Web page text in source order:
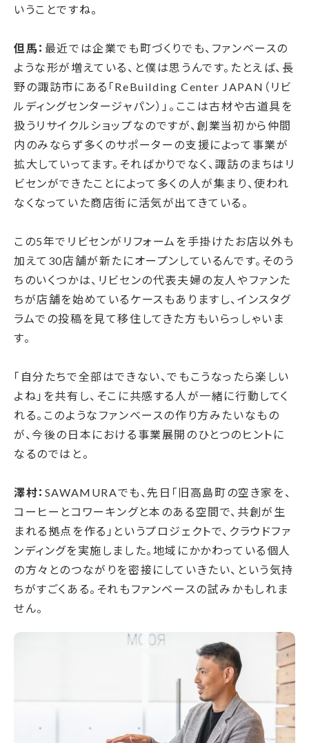
いうことですね。
但馬： 最近では企業でも町づくりでも、ファンベースの
ような形が増えている、と僕は思うんです。 たとえば、長
野の諏訪市にある「ReBuilding Center JAPAN（リビ
ルディングセンタージャパン）」。ここは古材や古道具を
扱うリサイクルショップなのですが、創業当初から仲間
内のみならず多くのサポーターの支援によって事業が
拡大していってます。そればかりでなく、諏訪のまちはリ
ビセンができたことによって多くの人が集まり、使われ
なくなっていた商店街に活気が出てきている。
この5年でリビセンがリフォームを手掛けたお店以外も
加えて30店舗が新たにオープンしているんです。そのう
ちのいくつかは、リビセンの代表夫婦の友人やファンた
ちが店舗を始めているケースもありますし、インスタグ
ラムでの投稿を見て移住してきた方もいらっしゃいま
す。
「自分たちで全部はできない、でもこうなったら楽しい
よね」を共有し、そこに共感する人が一緒に行動してく
れる。このようなファンベースの作り方みたいなもの
が、今後の日本における事業展開のひとつのヒントに
なるのではと。
澤村： SAWAMURAでも、先日「旧高島町の空き家を、
コーヒーとコワーキングと本のある空間で、共創が生
まれる拠点を作る」というプロジェクトで、クラウドファ
ンディングを実施しました。地域にかかわっている個人
の方々とのつながりを密接にしていきたい、という気持
ちがすごくある。それもファンベースの試みかもしれま
せん。